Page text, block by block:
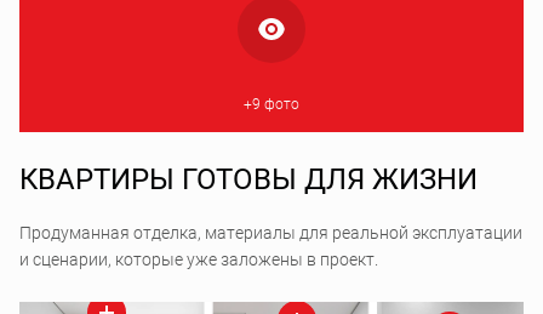
+9 фото
КВАРТИРЫ ГОТОВЫ ДЛЯ ЖИЗНИ
Продуманная отделка, материалы для реальной эксплуатации
и сценарии, которые уже заложены в проект.